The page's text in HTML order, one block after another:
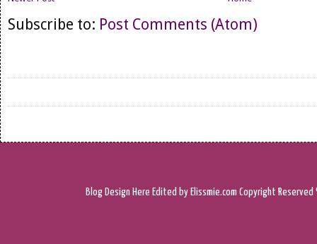
Subscribe to: Post Comments (Atom)
Blog Design Here Edited by Elissmie.com Copyright Reserved